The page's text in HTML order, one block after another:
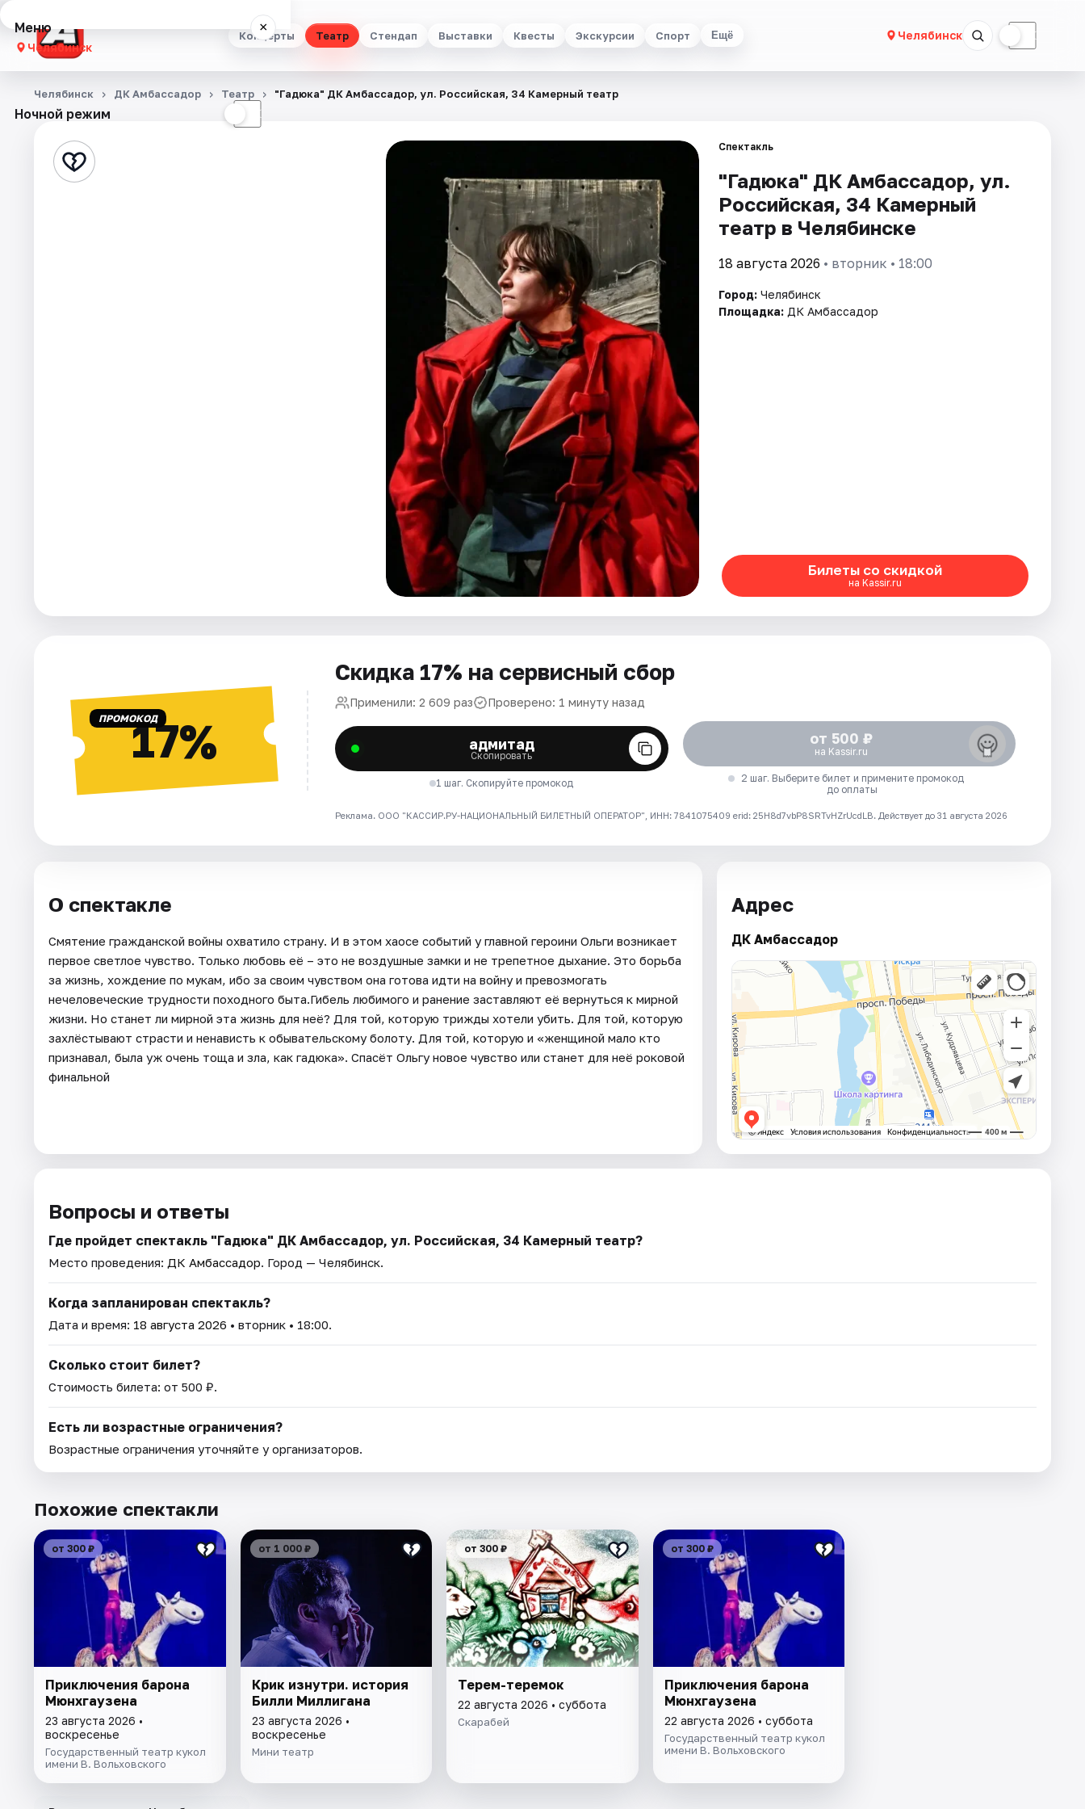
Концерты Театр Стендап Выставки Квесты Экскурсии Спорт Ещё Челябинск ☾
Меню ×
Челябинск
Концерты
Стендап
Ночной режим ☾
Челябинск ДК Амбассадор Театр "Гадюка" ДК Амбассадор, ул. Российская, 34 Камерный театр
Спектакль
"Гадюка" ДК Амбассадор, ул.
Российская, 34 Камерный
театр в Челябинске
18 августа 2026 • вторник • 18:00
Город: Челябинск
Площадка: ДК Амбассадор
Билеты со скидкой
на Kassir.ru
ПРОМОКОД17%
Скидка 17% на сервисный сбор
Применили: 2 609 раз Проверено: 1 минуту назад
адмитад
Скопировать
1 шаг. Скопируйте промокод
от 500 ₽
на Kassir.ru
2 шаг. Выберите билет и примените промокод
до оплаты
Реклама. ООО "КАССИР.РУ-НАЦИОНАЛЬНЫЙ БИЛЕТНЫЙ ОПЕРАТОР", ИНН: 7841075409 erid: 25H8d7vbP8SRTvHZrUcdLB. Действует до 31 августа 2026
О спектакле
Смятение гражданской войны охватило страну. И в этом хаосе событий у главной героини Ольги возникает
первое светлое чувство. Только любовь её – это не воздушные замки и не трепетное дыхание. Это борьба
за жизнь, хождение по мукам, ибо за своим чувством она готова идти на войну и превозмогать
нечеловеческие трудности походного быта.Гибель любимого и ранение заставляют её вернуться к мирной
жизни. Но станет ли мирной эта жизнь для неё? Для той, которую трижды хотели убить. Для той, которую
захлёстывают страсти и ненависть к обывательскому болоту. Для той, которую и «женщиной мало кто
признавал, была уж очень тоща и зла, как гадюка». Спасёт Ольгу новое чувство или станет для неё роковой
финальной
Адрес
ДК Амбассадор
Вопросы и ответы
Где пройдет спектакль "Гадюка" ДК Амбассадор, ул. Российская, 34 Камерный театр?
Место проведения: ДК Амбассадор. Город — Челябинск.
Когда запланирован спектакль?
Дата и время: 18 августа 2026 • вторник • 18:00.
Сколько стоит билет?
Стоимость билета: от 500 ₽.
Есть ли возрастные ограничения?
Возрастные ограничения уточняйте у организаторов.
Похожие спектакли
от 300 ₽
Приключения барона
Мюнхгаузена
23 августа 2026 •
воскресенье
Государственный театр кукол
имени В. Вольховского
от 1 000 ₽
Крик изнутри. история
Билли Миллигана
23 августа 2026 •
воскресенье
Мини театр
от 300 ₽
Терем-теремок
22 августа 2026 • суббота
Скарабей
от 300 ₽
Приключения барона
Мюнхгаузена
22 августа 2026 • суббота
Государственный театр кукол
имени В. Вольховского